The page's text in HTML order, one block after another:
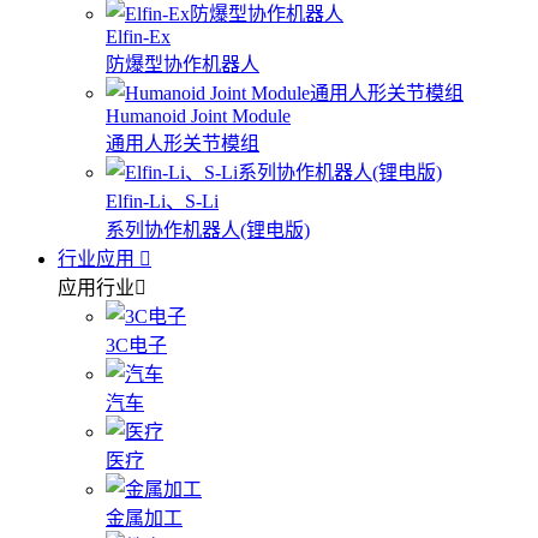
Elfin-Ex
防爆型协作机器人
Humanoid Joint Module
通用人形关节模组
Elfin-Li、S-Li
系列协作机器人(锂电版)
行业应用
应用行业
3C电子
汽车
医疗
金属加工